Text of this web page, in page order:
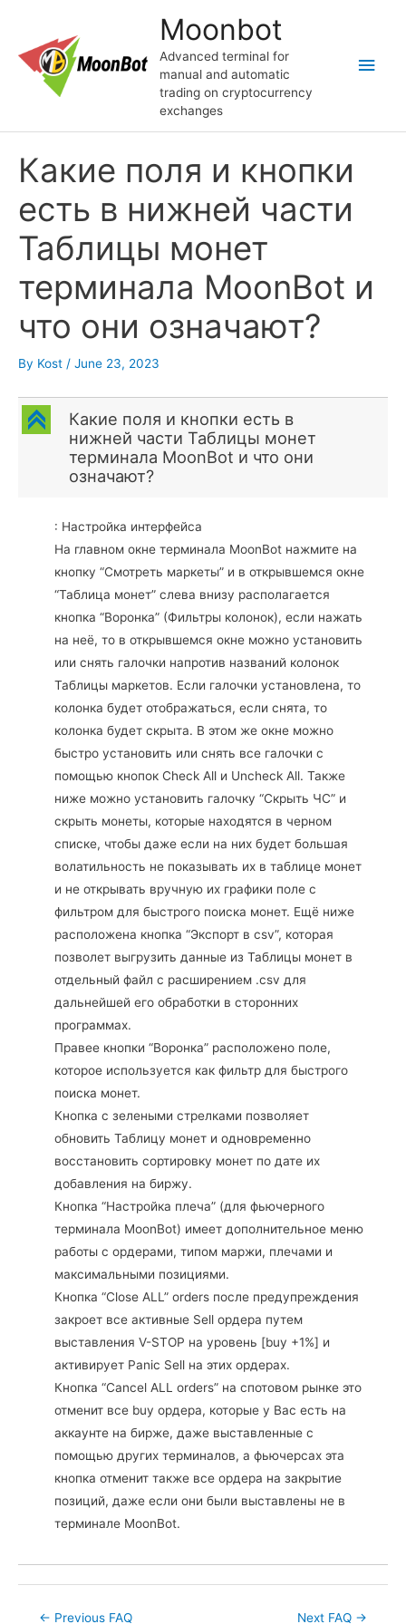
content
Moonbot
Advanced terminal for
manual and automatic
trading on cryptocurrency
exchanges
Main
Какие поля и кнопки
есть в нижней части
Таблицы монет
терминала MoonBot и
что они означают?
By Kost / June 23, 2023
C
Какие поля и кнопки есть в
нижней части Таблицы монет
терминала MoonBot и что они
означают?
: Настройка интерфейса
На главном окне терминала MoonBot нажмите на
кнопку “Смотреть маркеты” и в открывшемся окне
“Таблица монет” слева внизу располагается
кнопка “Воронка” (Фильтры колонок), если нажать
на неё, то в открывшемся окне можно установить
или снять галочки напротив названий колонок
Таблицы маркетов. Если галочки установлена, то
колонка будет отображаться, если снята, то
колонка будет скрыта. В этом же окне можно
быстро установить или снять все галочки с
помощью кнопок Check All и Uncheck All. Также
ниже можно установить галочку “Скрыть ЧС” и
скрыть монеты, которые находятся в черном
списке, чтобы даже если на них будет большая
волатильность не показывать их в таблице монет
и не открывать вручную их графики поле с
фильтром для быстрого поиска монет. Ещё ниже
расположена кнопка “Экспорт в csv”, которая
позволет выгрузить данные из Таблицы монет в
отдельный файл с расширением .csv для
дальнейшей его обработки в сторонних
программах.
Правее кнопки “Воронка” расположено поле,
которое используется как фильтр для быстрого
поиска монет.
Кнопка с зелеными стрелками позволяет
обновить Таблицу монет и одновременно
восстановить сортировку монет по дате их
добавления на биржу.
Кнопка “Настройка плеча” (для фьючерного
терминала MoonBot) имеет дополнительное меню
работы с ордерами, типом маржи, плечами и
максимальными позициями.
Кнопка “Close ALL” orders после предупреждения
закроет все активные Sell ордера путем
выставления V-STOP на уровень [buy +1%] и
активирует Panic Sell на этих ордерах.
Кнопка “Cancel ALL orders” на спотовом рынке это
отменит все buy ордера, которые у Вас есть на
аккаунте на бирже, даже выставленные с
помощью других терминалов, а фьючерсах эта
кнопка отменит также все ордера на закрытие
позиций, даже если они были выставлены не в
терминале MoonBot.
Post← Previous FAQ Next FAQ →